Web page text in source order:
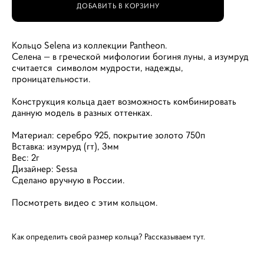
ДОБАВИТЬ В КОРЗИНУ
Кольцо Selena из коллекции Pantheon.
Селена — в греческой мифологии богиня луны, а изумруд
считается символом мудрости, надежды,
проницательности.
Конструкция кольца дает возможность комбинировать
данную модель в разных оттенках.
Материал: серебро 925, покрытие золото 750п
Вставка: изумруд (гт), 3мм
Вес: 2г
Дизайнер: Sessa
Сделано вручную в России.
Посмотреть видео с этим кольцом.
Как определить свой размер кольца? Рассказываемтут.